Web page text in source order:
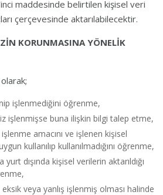
maddesinde belirtilen kişisel veri
çerçevesinde aktarılabilecektir.
KORUNMASINA YÖNELİK
işlenmediğini öğrenme,
işlenmişse buna ilişkin bilgi talep etme,
amacını ve işlenen kişisel
kullanılıp kullanılmadığını öğrenme,
dışında kişisel verilerin aktarıldığı
veya yanlış işlenmiş olması halinde